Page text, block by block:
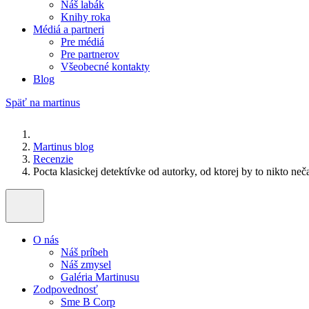
Náš labák
Knihy roka
Médiá a partneri
Pre médiá
Pre partnerov
Všeobecné kontakty
Blog
Späť na martinus
Martinus blog
Recenzie
Pocta klasickej detektívke od autorky, od ktorej by to nikto
O nás
Náš príbeh
Náš zmysel
Galéria Martinusu
Zodpovednosť
Sme B Corp